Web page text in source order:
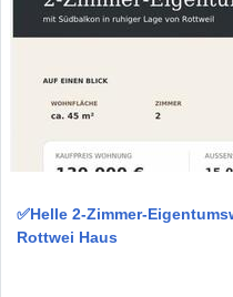
✅Helle 2-Zimmer-
Rottwei Haus